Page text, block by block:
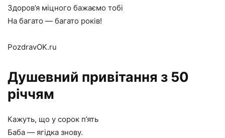
Здоров’я міцного бажаємо тобі
На багато — багато років!
PozdravOK.ru
Душевний привітання з 50
річчям
Кажуть, що у сорок п’ять
Баба — ягідка знову.